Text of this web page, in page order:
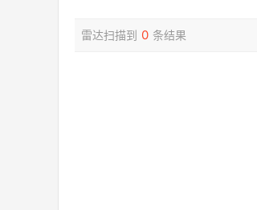
雷达扫描到 0 条结果